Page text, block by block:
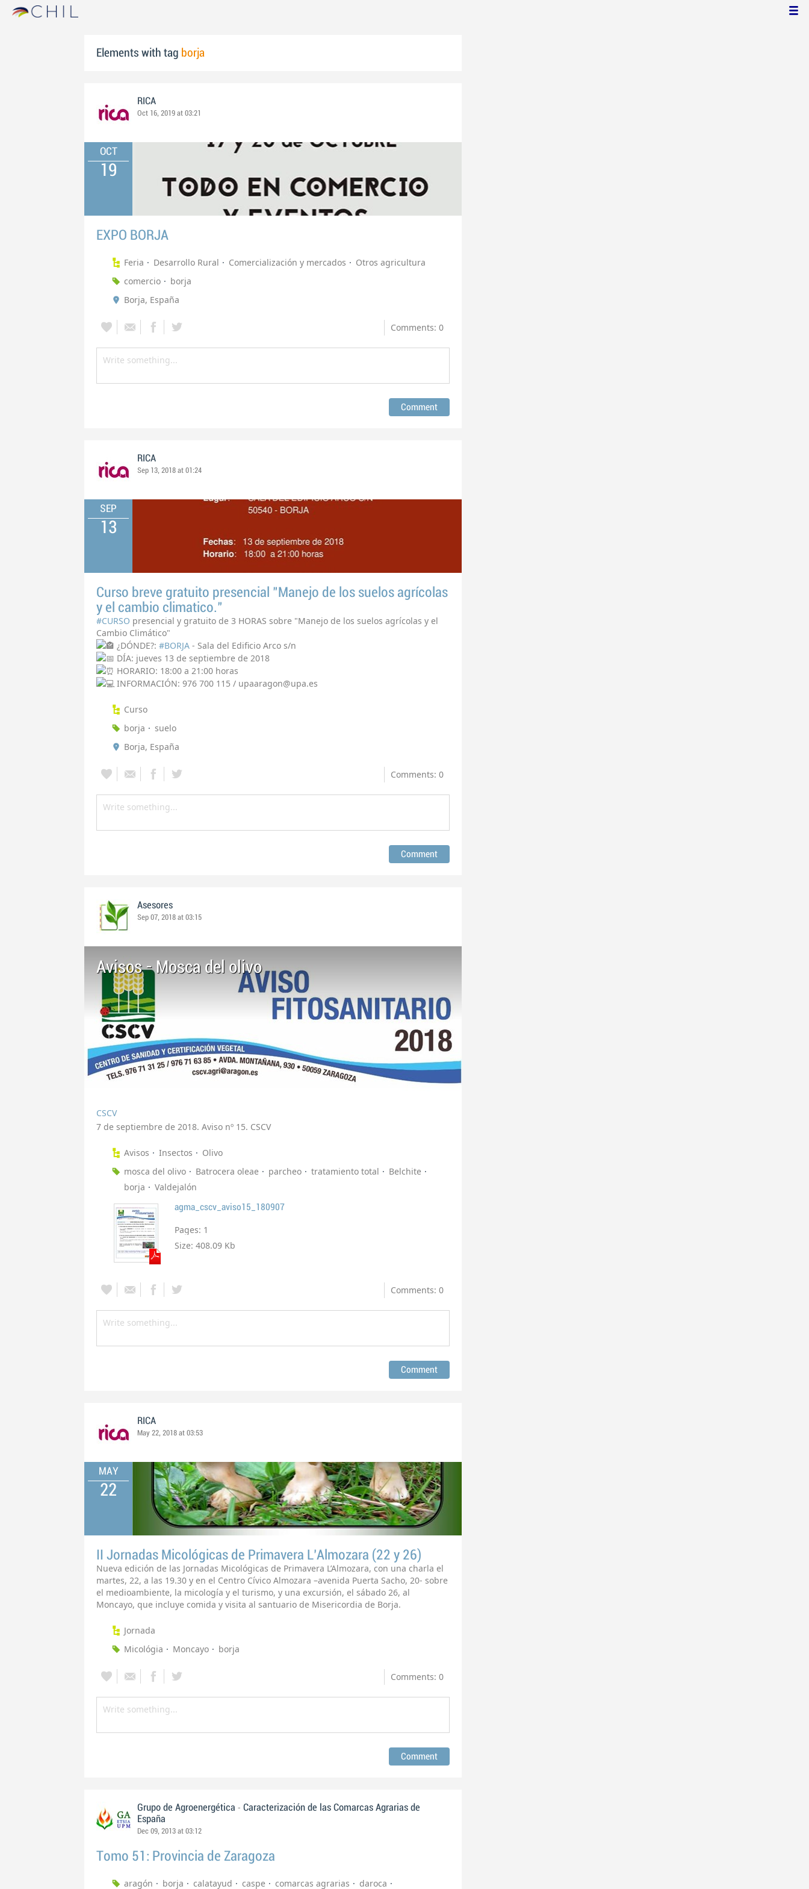
Elements with tag borja
RICA
Oct 16, 2019 at 03:21
OCT
19
EXPO BORJA
Feria Desarrollo Rural Comercialización y mercados
Otros agricultura
comercio
borja
Borja, España
Comments: 0
RICA
Sep 13, 2018 at 01:24
SEP
13
Curso breve gratuito presencial "Manejo de los suelos agrícolas
y el cambio climatico."
#CURSO presencial y gratuito de 3 HORAS sobre "Manejo de los suelos agrícolas y el
Cambio Climático"
🏤 ¿DÓNDE?: #BORJA - Sala del Edificio Arco s/n
📅 DÍA: jueves 13 de septiembre de 2018
⏰ HORARIO: 18:00 a 21:00 horas
💻 INFORMACIÓN: 976 700 115 / upaaragon@upa.es
Curso
borja
suelo
Borja, España
Comments: 0
Asesores
Sep 07, 2018 at 03:15
Avisos - Mosca del olivo
CSCV
7 de septiembre de 2018. Aviso nº 15. CSCV
Avisos Insectos
Olivo
mosca del olivo
Batrocera oleae parcheo tratamiento total
Belchite
borja
Valdejalón
agma_cscv_aviso15_180907
Pages: 1
Size: 408.09 Kb
Comments: 0
RICA
May 22, 2018 at 03:53
MAY
22
II Jornadas Micológicas de Primavera L’Almozara (22 y 26)
Nueva edición de las Jornadas Micológicas de Primavera L’Almozara, con una charla el
martes, 22, a las 19.30 y en el Centro Cívico Almozara –avenida Puerta Sacho, 20- sobre
el medioambiente, la micología y el turismo, y una excursión, el sábado 26, al
Moncayo, que incluye comida y visita al santuario de Misericordia de Borja.
Jornada
Micológia
Moncayo borja
Comments: 0
Grupo de Agroenergética - Caracterización de las Comarcas Agrarias de
España
Dec 09, 2013 at 03:12
Tomo 51: Provincia de Zaragoza
aragón borja calatayud caspe comarcas agrarias daroca